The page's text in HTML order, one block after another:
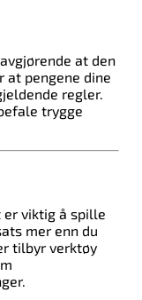
at den
at pengene dine
regler.
trygge
viktig å spille
mer enn du
tilbyr verktøy